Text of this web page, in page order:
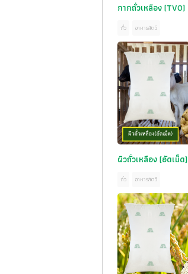
กากถั่วเหลือง (TVO)
ถั่ว อาหารสัตว์
ผิวถั่วเหลือง (อัดเม็ด)
ถั่ว อาหารสัตว์